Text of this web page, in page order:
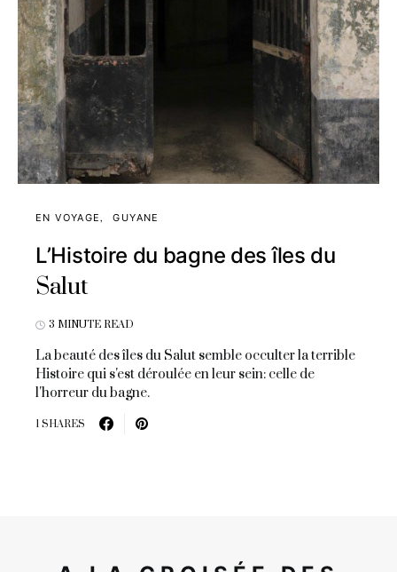
EN VOYAGE GUYANE
L’Histoire du bagne des îles du
Salut
3 MINUTE READ
La beauté des îles du Salut semble occulter la terrible
Histoire qui s'est déroulée en leur sein: celle de
l'horreur du bagne.
1 SHARES